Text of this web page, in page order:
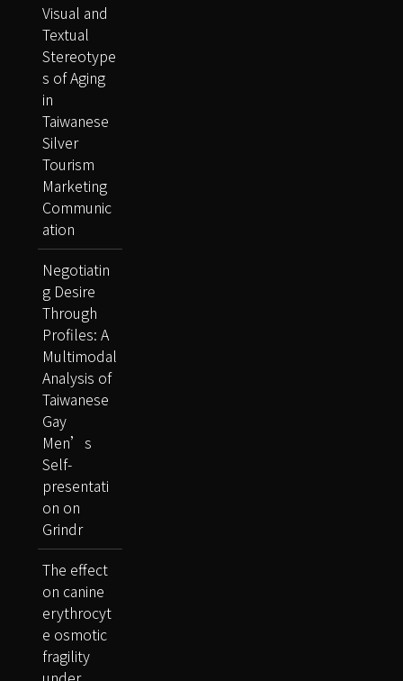
Visual and
Textual
Stereotype
s of Aging
in
Taiwanese
Silver
Tourism
Marketing
Communic
ation
Negotiatin
g Desire
Through
Profiles: A
Multimodal
Analysis of
Taiwanese
Gay
Men’s
Self-
presentati
on on
Grindr
The effect
on canine
erythrocyt
e osmotic
fragility